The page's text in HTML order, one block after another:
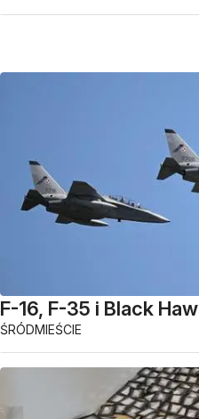
F-16, F-35 i Black
ŚRÓDMIEŚCIE